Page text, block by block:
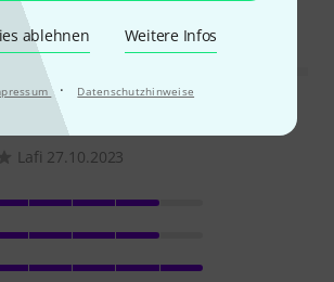
ablehnen Weitere Infos
· Datenschutzhinweise
BEWERTUNG MELDEN
passend zu meiner E-Geige
Lafi 27.10.2023